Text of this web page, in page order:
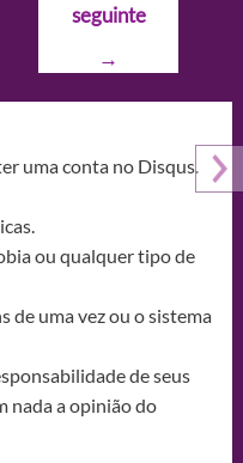
seguinte
→
uma conta no Disqus.
ou qualquer tipo de
de uma vez ou o sistema
de seus
nada a opinião do